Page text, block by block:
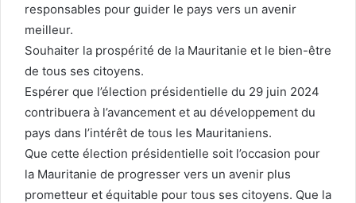
responsables pour guider le pays vers un avenir
meilleur.
Souhaiter la prospérité de la Mauritanie et le bien-être
de tous ses citoyens.
Espérer que l’élection présidentielle du 29 juin 2024
contribuera à l’avancement et au développement du
pays dans l’intérêt de tous les Mauritaniens.
Que cette élection présidentielle soit l’occasion pour
la Mauritanie de progresser vers un avenir plus
prometteur et équitable pour tous ses citoyens. Que la